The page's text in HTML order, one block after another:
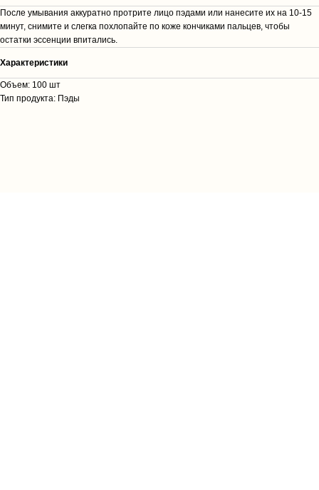
После умывания аккуратно протрите лицо пэдами или нанесите их на 10-15
минут, снимите и слегка похлопайте по коже кончиками пальцев, чтобы
остатки эссенции впитались.
Характеристики
Объем: 100 шт
Тип продукта: Пэды